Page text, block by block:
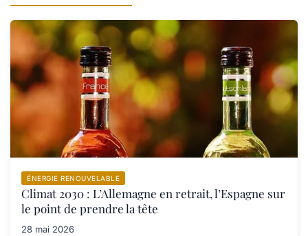
ÉNERGIE RENOUVELABLE
Climat 2030 : L’Allemagne en retrait, l’Espagne sur
le point de prendre la tête
28 mai 2026